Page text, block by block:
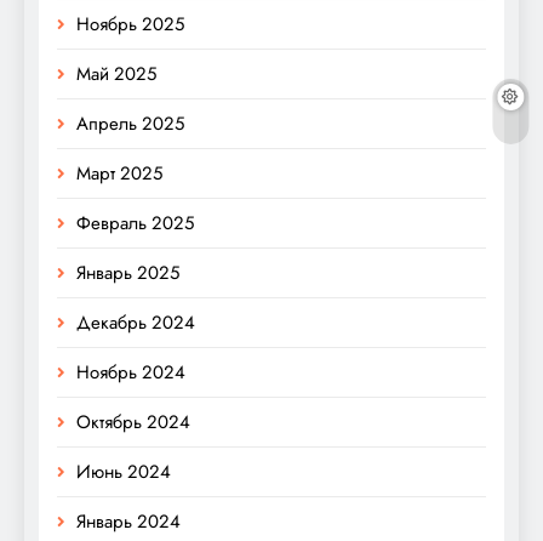
Ноябрь 2025
Май 2025
Апрель 2025
Март 2025
Февраль 2025
Январь 2025
Декабрь 2024
Ноябрь 2024
Октябрь 2024
Июнь 2024
Январь 2024